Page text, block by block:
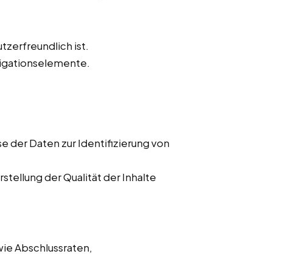
ist.
der Daten zur Identifizierung von
der Qualität der Inhalte
Abschlussraten,